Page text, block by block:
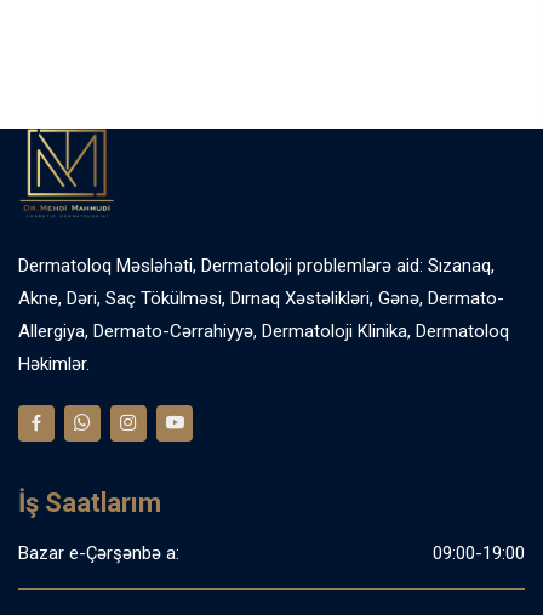
Dermatoloq Məsləhəti, Dermatoloji problemlərə aid: Sızanaq,
Akne, Dəri, Saç Tökülməsi, Dırnaq Xəstəlikləri, Gənə, Dermato-
Allergiya, Dermato-Cərrahiyyə, Dermatoloji Klinika, Dermatoloq
Həkimlər.
İş Saatlarım
Bazar e-Çərşənbə a: 09:00-19:00